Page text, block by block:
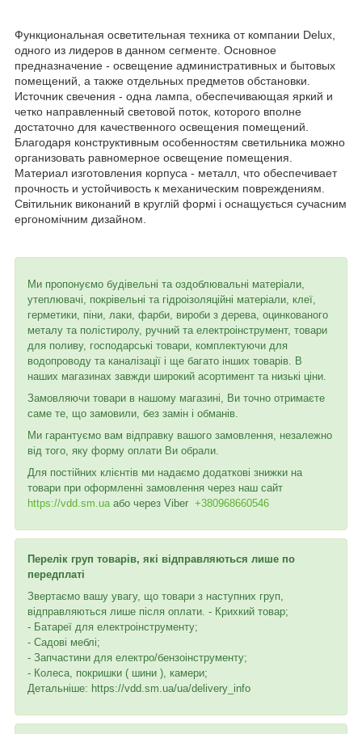
Функциональная осветительная техника от компании Delux,
одного из лидеров в данном сегменте. Основное
предназначение - освещение административных и бытовых
помещений, а также отдельных предметов обстановки.
Источник свечения - одна лампа, обеспечивающая яркий и
четко направленный световой поток, которого вполне
достаточно для качественного освещения помещений.
Благодаря конструктивным особенностям светильника можно
организовать равномерное освещение помещения.
Материал изготовления корпуса - металл, что обеспечивает
прочность и устойчивость к механическим повреждениям.
Світильник виконаний в круглій формі і оснащується сучасним
ергономічним дизайном.
Ми пропонуємо будівельні та оздоблювальні матеріали,
утеплювачі, покрівельні та гідроізоляційні матеріали, клеї,
герметики, піни, лаки, фарби, вироби з дерева, оцинкованого
металу та полістиролу, ручний та електроінструмент, товари
для поливу, господарські товари, комплектуючи для
водопроводу та каналізації і ще багато інших товарів. В
наших магазинах завжди широкий асортимент та низькі ціни.
Замовляючи товари в нашому магазині, Ви точно отримаєте
саме те, що замовили, без замін і обманів.
Ми гарантуємо вам відправку вашого замовлення, незалежно
від того, яку форму оплати Ви обрали.
Для постійних клієнтів ми надаємо додаткові знижки на
товари при оформленні замовлення через наш сайт
https://vdd.sm.ua або через Viber +380968660546
Перелік груп товарів, які відправляються лише по
передплаті
Звертаємо вашу увагу, що товари з наступних груп,
відправляються лише після оплати. - Крихкий товар;
- Батареї для електроінструменту;
- Садові меблі;
- Запчастини для електро/бензоінструменту;
- Колеса, покришки ( шини ), камери;
Детальніше: https://vdd.sm.ua/ua/delivery_info